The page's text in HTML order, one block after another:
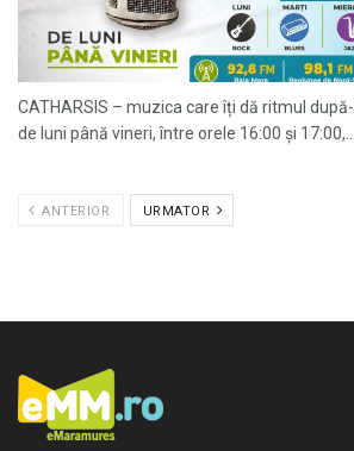
CATHARSIS – muzica care îți dă ritmul
de luni până vineri, între orele 16:00 și 17:00,...
ANTERIOR URMATOR